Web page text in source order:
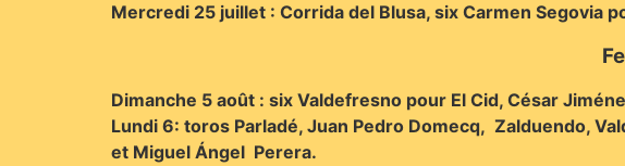
Mercredi 25 juillet : Corrida del Blusa, six Carmen Segovia
Dimanche 5 août : six Valdefresno pour El Cid, César
Lundi 6: toros Parladé, Juan Pedro Domecq, Zalduendo,
et Miguel Ángel Perera.